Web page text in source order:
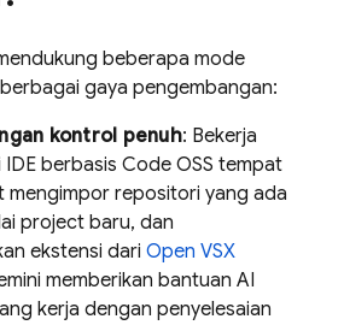
beberapa mode
gaya pengembangan:
kontrol penuh: Bekerja
berbasis Code OSS tempat
mengimpor repositori yang ada
project baru, dan
ekstensi dari Open VSX
memberikan bantuan AI
kerja dengan penyelesaian